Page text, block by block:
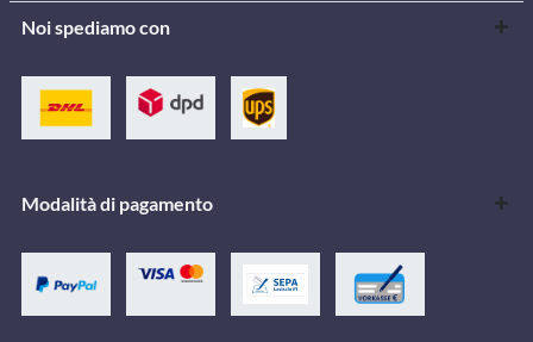
Noi spediamo con
Modalità di pagamento